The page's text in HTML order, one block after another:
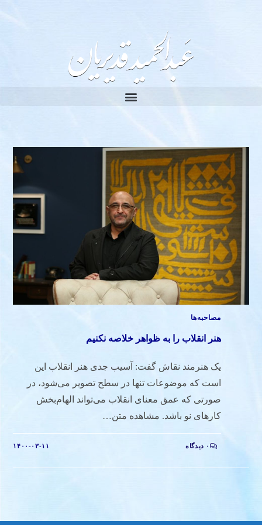
مصاحبه‌ها
هنر انقلاب را به ظواهر خلاصه نکنیم
یک هنرمند نقاش گفت: آسیب جدی هنر انقلاب این
است که موضوعات تنها در سطح تصویر می‌شود، در
صورتی که عمق معنای انقلاب می‌تواند الهام‌بخش
کارهای نو باشد. مشاهده متن…
۰ دیدگاه ۱۴۰۰-۰۳-۱۱